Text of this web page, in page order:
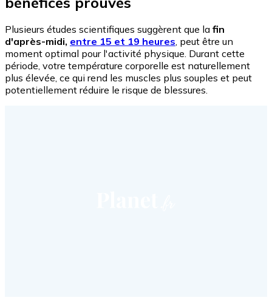
Plusieurs études scientifiques suggèrent que la fin
d'après-midi, entre 15 et 19 heures, peut être un
moment optimal pour l'activité physique. Durant cette
période, votre température corporelle est naturellement
plus élevée, ce qui rend les muscles plus souples et peut
potentiellement réduire le risque de blessures.